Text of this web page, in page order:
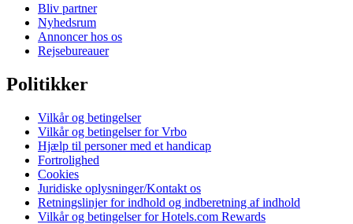
Bliv partner
Nyhedsrum
Annoncer hos os
Rejsebureauer
Politikker
Vilkår og betingelser
Vilkår og betingelser for Vrbo
Hjælp til personer med et handicap
Fortrolighed
Cookies
Juridiske oplysninger/Kontakt os
Retningslinjer for indhold og indberetning af indhold
Vilkår og betingelser for Hotels.com Rewards